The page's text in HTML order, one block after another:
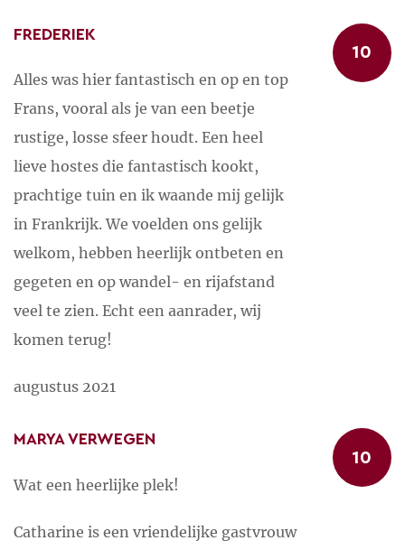
FREDERIEK
Alles was hier fantastisch en op en top
Frans, vooral als je van een beetje
rustige, losse sfeer houdt. Een heel
lieve hostes die fantastisch kookt,
prachtige tuin en ik waande mij gelijk
in Frankrijk. We voelden ons gelijk
welkom, hebben heerlijk ontbeten en
gegeten en op wandel- en rijafstand
veel te zien. Echt een aanrader, wij
komen terug!
augustus 2021
10
MARYA VERWEGEN
Wat een heerlijke plek!
Catharine is een vriendelijke gastvrouw
10